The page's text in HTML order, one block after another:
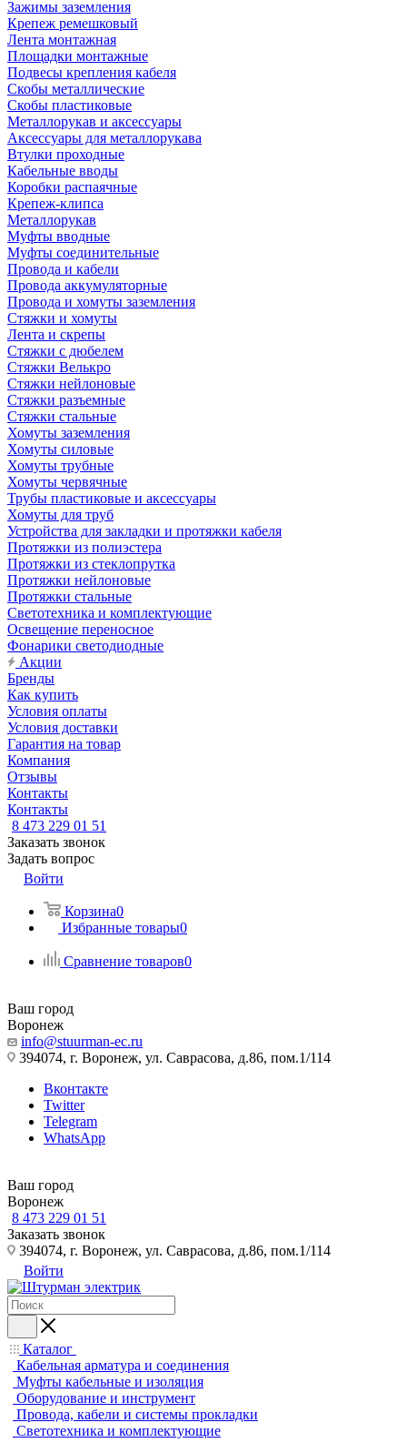
Зажимы заземления
Крепеж ремешковый
Лента монтажная
Площадки монтажные
Подвесы крепления кабеля
Скобы металлические
Скобы пластиковые
Металлорукав и аксессуары
Аксессуары для металлорукава
Втулки проходные
Кабельные вводы
Коробки распаячные
Крепеж-клипса
Металлорукав
Муфты вводные
Муфты соединительные
Провода и кабели
Провода аккумуляторные
Провода и хомуты заземления
Стяжки и хомуты
Лента и скрепы
Стяжки c дюбелем
Стяжки Велькро
Стяжки нейлоновые
Стяжки разъемные
Стяжки стальные
Хомуты заземления
Хомуты силовые
Хомуты трубные
Хомуты червячные
Трубы пластиковые и аксессуары
Хомуты для труб
Устройства для закладки и протяжки кабеля
Протяжки из полиэстера
Протяжки из стеклопрутка
Протяжки нейлоновые
Протяжки стальные
Светотехника и комплектующие
Освещение переносное
Фонарики светодиодные
Акции
Бренды
Как купить
Условия оплаты
Условия доставки
Гарантия на товар
Компания
Отзывы
Контакты
Контакты
8 473 229 01 51
Заказать звонок
Задать вопрос
Войти
Корзина0
Избранные товары0
Сравнение товаров0
Ваш город
Воронеж
info@stuurman-ec.ru
394074, г. Воронеж, ул. Саврасова, д.86, пом.1/114
Вконтакте
Twitter
Telegram
WhatsApp
Ваш город
Воронеж
8 473 229 01 51
Заказать звонок
394074, г. Воронеж, ул. Саврасова, д.86, пом.1/114
Войти
Каталог
Кабельная арматура и соединения
Муфты кабельные и изоляция
Оборудование и инструмент
Провода, кабели и системы прокладки
Светотехника и комплектующие